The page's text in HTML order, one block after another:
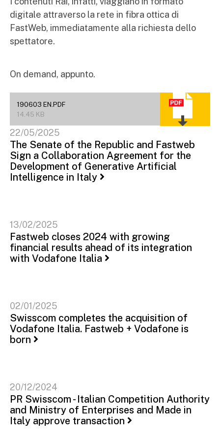
digitale attraverso la rete in fibra ottica di
FastWeb, immediatamente alla richiesta dello
spettatore.
On demand, appunto.
190603 EN.PDF
14.45 KB
22/05/2025
The Senate of the Republic and Fastweb
Sign a Collaboration Agreement for the
Development of Generative Artificial
Intelligence in Italy
13/02/2025
Fastweb closes 2024 with growing
financial results ahead of its integration
with Vodafone Italia
02/01/2025
Swisscom completes the acquisition of
Vodafone Italia. Fastweb + Vodafone is
born
20/12/2024
PR Swisscom - Italian Competition Authority
and Ministry of Enterprises and Made in
Italy approve transaction